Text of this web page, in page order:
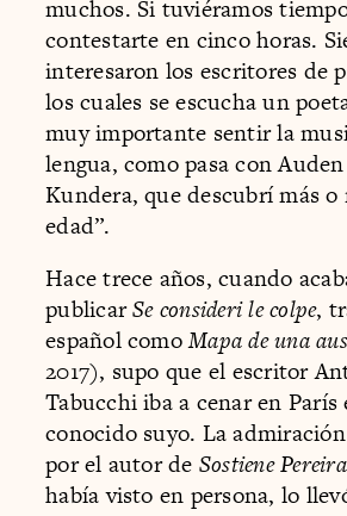
muchos. Si tuviéramos
contestarte en cinco horas.
interesaron los escritores de
los cuales se escucha un
muy importante sentir la
lengua, como pasa con
Kundera, que descubrí más o
edad”.
Hace trece años, cuando
publicarSe consideri le colpe,
español comoMapa de una
2017), supo que el escritor
Tabucchi iba a cenar en París
conocido suyo. La
por el autor de Sostiene Pereira
había visto en persona, lo